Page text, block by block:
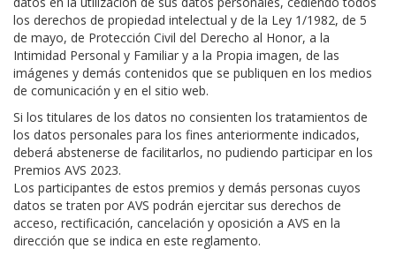
los derechos de propiedad intelectual y de la Ley 1/1982, de 5
de mayo, de Protección Civil del Derecho al Honor, a la
Intimidad Personal y Familiar y a la Propia imagen, de las
imágenes y demás contenidos que se publiquen en los medios
de comunicación y en el sitio web.
Si los titulares de los datos no consienten los tratamientos de
los datos personales para los fines anteriormente indicados,
deberá abstenerse de facilitarlos, no pudiendo participar en los
Premios AVS 2023.
Los participantes de estos premios y demás personas cuyos
datos se traten por AVS podrán ejercitar sus derechos de
acceso, rectificación, cancelación y oposición a AVS en la
dirección que se indica en este reglamento.